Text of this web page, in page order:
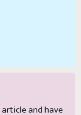
and have